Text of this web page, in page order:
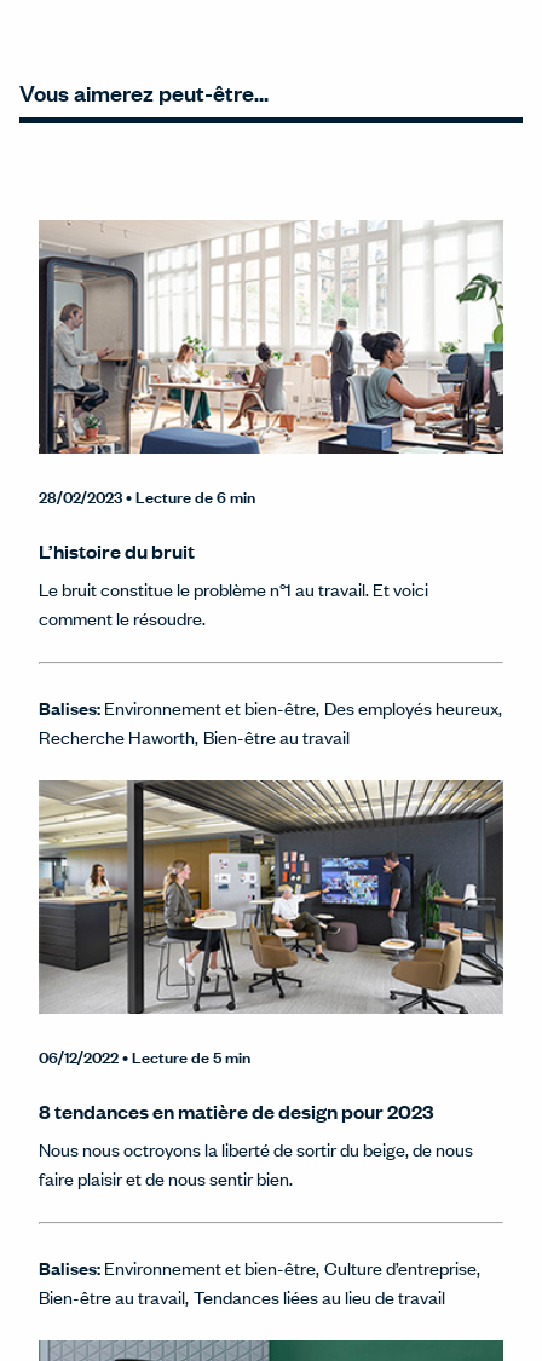
Vous aimerez peut-être…
28/02/2023• Lecture de 6 min
L’histoire du bruit
Le bruit constitue le problème n°1 au travail. Et voici
comment le résoudre.
Balises:Environnement et bien-être Des employés heureux
Recherche Haworth Bien-être au travail
06/12/2022• Lecture de 5 min
8 tendances en matière de design pour 2023
Nous nous octroyons la liberté de sortir du beige, de nous
faire plaisir et de nous sentir bien.
Balises:Environnement et bien-être Culture d’entreprise
Bien-être au travail Tendances liées au lieu de travail